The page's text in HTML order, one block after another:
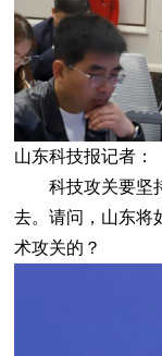
山东科技报记者：
科技攻关要坚持
去。请问，山东将
术攻关的？